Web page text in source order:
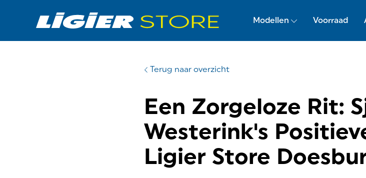
Modellen Voorraad
Terug naar overzicht
Een Zorgeloze Rit:
Westerink's
Ligier Store